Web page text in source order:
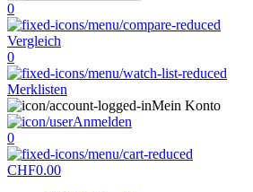
0
Vergleich
0
Merklisten
Mein Konto
Anmelden
0
CHF0.00